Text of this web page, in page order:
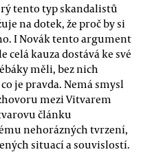
tento typ skandalistů
na dotek, že proč by si
I Novák tento argument
celá kauza dostává ke své
měli, bez nich
je pravda. Nemá smysl
mezi Vitvarem
článku
nehorázných tvrzení,
situací a souvislostí.